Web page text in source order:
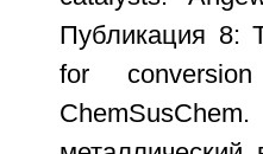
Публикация 8:
for